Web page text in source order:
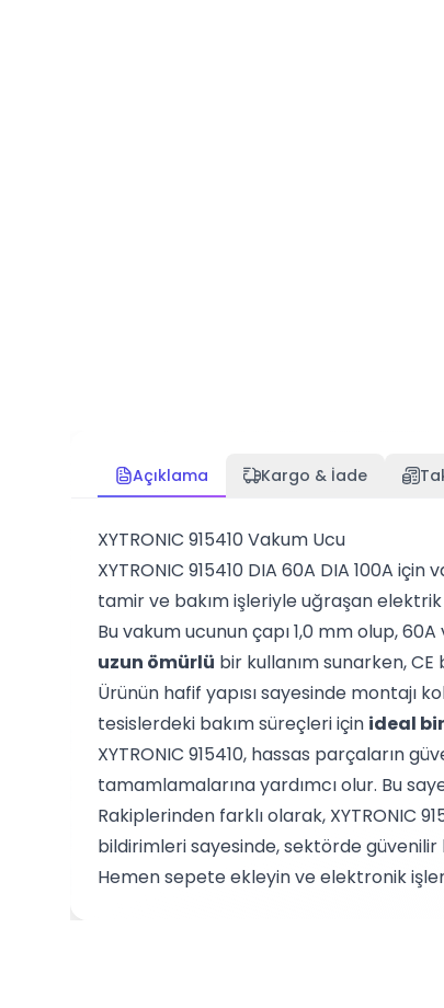
Açıklama Kargo & İade
XYTRONIC 915410 Vakum Ucu
XYTRONIC 915410 DIA 60A DIA 100A
tamir ve bakım işleriyle uğraşan elektrik
Bu vakum ucunun çapı 1,0 mm olup,
uzun ömürlü bir kullanım sunarken,
Ürünün hafif yapısı sayesinde montajı
tesislerdeki bakım süreçleri için ideal
XYTRONIC 915410, hassas parçaların
tamamlamalarına yardımcı olur. Bu
Rakiplerinden farklı olarak, XYTRONIC
bildirimleri sayesinde, sektörde
Hemen sepete ekleyin ve elektronik